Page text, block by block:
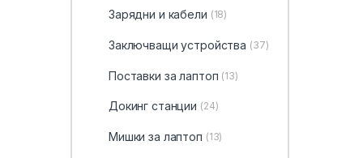
Зарядни и кабели (18)
Заключващи устройства (37)
Поставки за лаптоп (13)
Докинг станции (24)
Мишки за лаптоп (13)